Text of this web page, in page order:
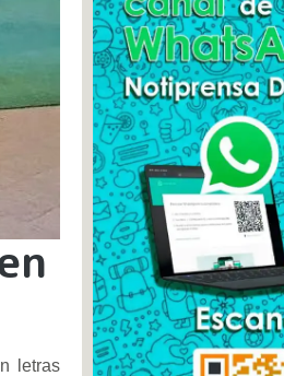
letras